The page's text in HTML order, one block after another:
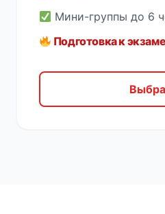
Мини-группы до 6
Подготовка к